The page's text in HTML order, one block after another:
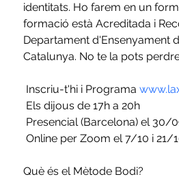
identitats. Ho farem en un
formació està Acreditada i
Departament d'Ensenyament
Catalunya. No te la pots
Inscriu-t'hi i Programa
Els dijous de 17h a 20h
Presencial (Barcelona) el 30/
Online per Zoom el 7/10 i 21/
Què és el Mètode Bodi?